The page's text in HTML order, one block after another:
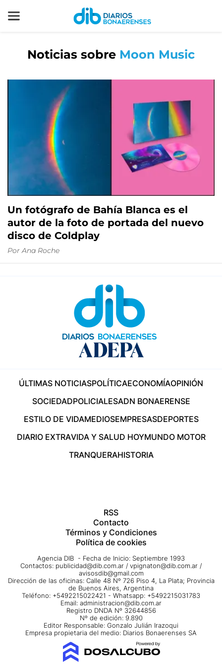
Noticias sobre Moon Music
Un fotógrafo de Bahía Blanca es el
autor de la foto de portada del nuevo
disco de Coldplay
Por Ana Roche
ÚLTIMAS NOTICIASPOLÍTICAECONOMÍAOPINIÓN
SOCIEDADPOLICIALESADN BONAERENSE
ESTILO DE VIDAMEDIOSEMPRESASDEPORTES
DIARIO EXTRAVIDA Y SALUD HOYMUNDO MOTOR
TRANQUERAHISTORIA
RSS
Contacto
Términos y Condiciones
Política de cookies
Agencia DIB - Fecha de Inicio: Septiembre 1993
Contactos: publicidad@dib.com.ar / vpignaton@dib.com.ar /
avisosdib@gmail.com
Dirección de las oficinas: Calle 48 Nº 726 Piso 4, La Plata; Provincia
de Buenos Aires, Argentina
Teléfono: +5492215022421 - Whatsapp: +5492215031783
Email: administracion@dib.com.ar
Registro DNDA Nº 32644856
Nº de edición: 9.890
Editor Responsable: Gonzalo Julián Irazoqui
Empresa propietaria del medio: Diarios Bonaerenses SA